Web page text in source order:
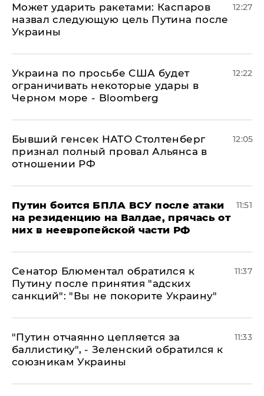
Может ударить ракетами: Каспаров
назвал следующую цель Путина после
Украины
12:27
Украина по просьбе США будет
ограничивать некоторые удары в
Черном море - Bloomberg
12:22
Бывший генсек НАТО Столтенберг
признал полный провал Альянса в
отношении РФ
12:05
Путин боится БПЛА ВСУ после атаки
на резиденцию на Валдае, прячась от
них в неевропейской части РФ
11:51
Сенатор Блюментал обратился к
Путину после принятия "адских
санкций": "Вы не покорите Украину"
11:37
"Путин отчаянно цепляется за
баллистику", - Зеленский обратился к
союзникам Украины
11:33